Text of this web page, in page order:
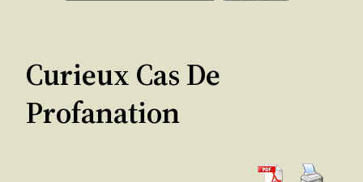
Curieux Cas De
Profanation